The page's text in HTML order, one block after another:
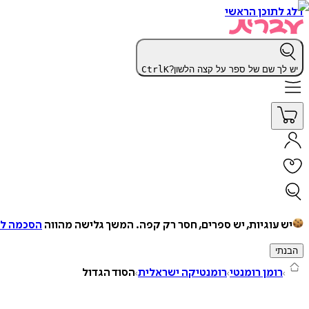
דלג לתוכן הראשי
יש לך שם של ספר על קצה הלשון? CtrlK
יש עוגיות, יש ספרים, חסר רק קפה. המשך גלישה מהווה הסכמה
הבנתי
רומן רומנטי רומנטיקה ישראלית הסוד הגדול